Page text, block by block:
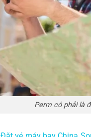
Perm có phải là